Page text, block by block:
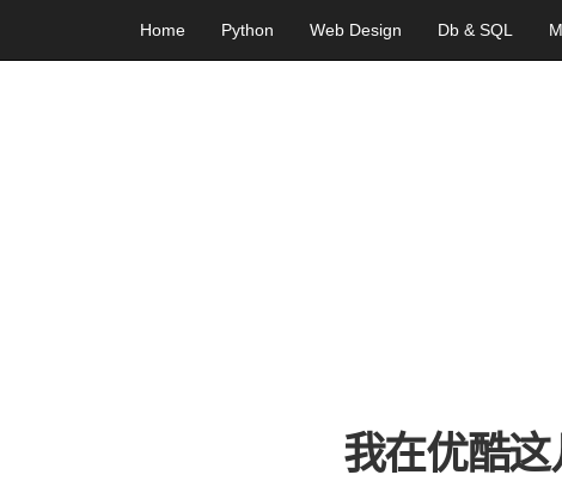
Home Python Web Design Db & SQL
我在优酷这